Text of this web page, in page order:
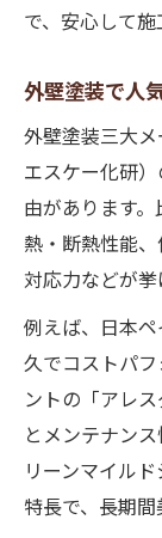
で、安心して施
外壁塗装で人
外壁塗装三大メ
エスケー化研
由があります
熱・断熱性能
対応力などが挙
例えば、日本
久でコストパ
ントの「アレ
とメンテナン
リーンマイル
特長で、長期間